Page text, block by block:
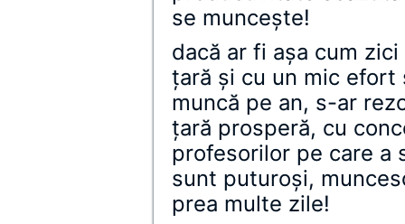
se munceşte!
dacă ar fi aşa cum
ţară şi cu un mic
muncă pe an, s-ar
ţară prosperă, cu
profesorilor pe care a
sunt puturoşi,
prea multe zile!